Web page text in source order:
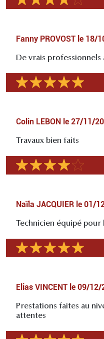
Fanny PROVOST le 18/
De vrais
Colin LEBON le 27/11/
Travaux bien faits
Naïla JACQUIER le 01/
Technicien équipé
Elias VINCENT le 09/12/
Prestations faites au
attentes